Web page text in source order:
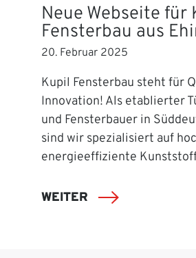
Neue Webseite für
Fensterbau aus
20. Februar 2025
Kupil Fensterbau steht für
Innovation! Als etablierter
und Fensterbauer in
sind wir spezialisiert auf
energieeffiziente
WEITER